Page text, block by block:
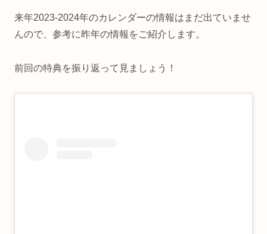
来年2023-2024年のカレンダーの情報はまだ出ていませ
んので、参考に昨年の情報をご紹介します。
前回の特典を振り返って見ましょう！